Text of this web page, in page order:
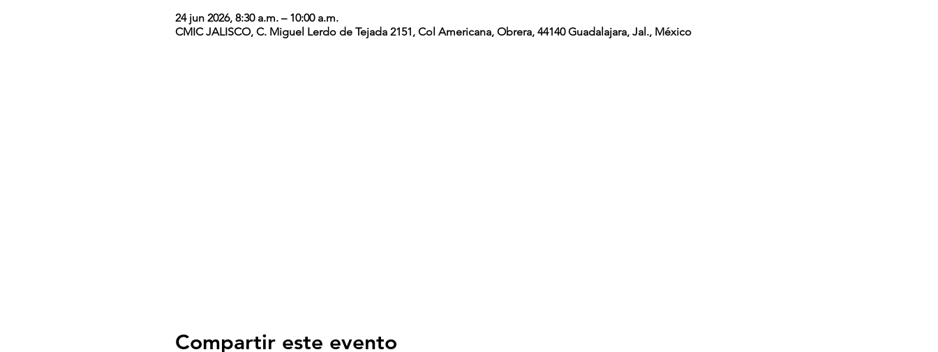
24 jun 2026, 8:30 a.m. – 10:00 a.m.
CMIC JALISCO, C. Miguel Lerdo de Tejada 2151, Col Americana, Obrera, 44140 Guadalajara, Jal., México
Compartir este evento